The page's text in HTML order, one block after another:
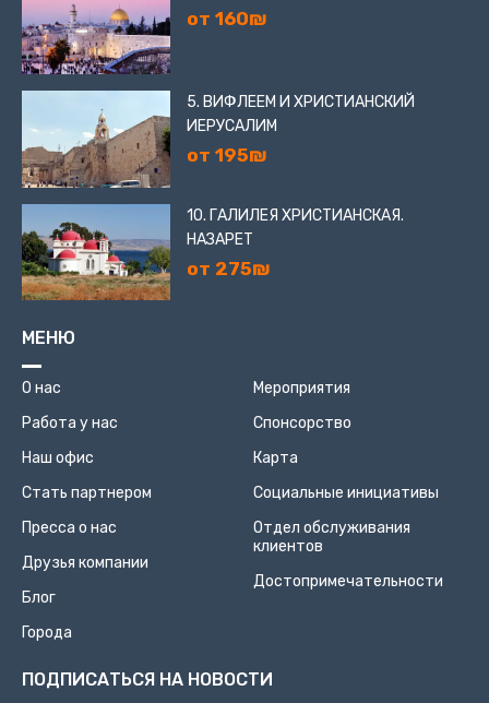
от 160₪
5. ВИФЛЕЕМ И ХРИСТИАНСКИЙ
ИЕРУСАЛИМ
от 195₪
10. ГАЛИЛЕЯ ХРИСТИАНСКАЯ.
НАЗАРЕТ
от 275₪
МЕНЮ
О нас
Работа у нас
Наш офис
Стать партнером
Пресса о нас
Друзья компании
Блог
Города
Мероприятия
Спонсорство
Карта
Социальные инициативы
Отдел обслуживания
клиентов
Достопримечательности
ПОДПИСАТЬСЯ НА НОВОСТИ